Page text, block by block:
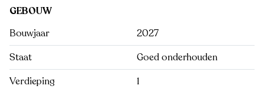
GEBOUW
Bouwjaar
2027
Staat
Goed onderhouden
Verdieping
1